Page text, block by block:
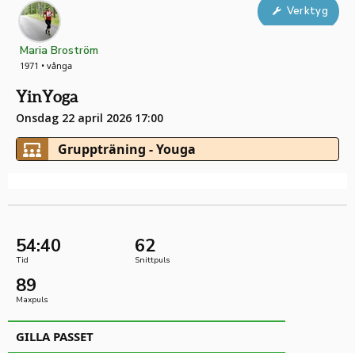
Maria Broström
1971 • vånga
YinYoga
Onsdag 22 april 2026 17:00
Gruppträning - Youga
Verktyg
54:40
Tid
62
Snittpuls
89
Maxpuls
GILLA PASSET